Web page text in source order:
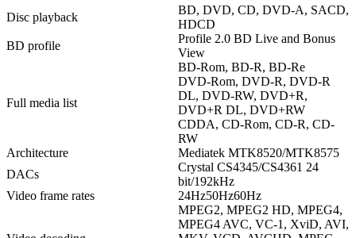
Disc playback
BD, DVD, CD, DVD-A, SACD,
HDCD
BD profile
Profile 2.0 BD Live and Bonus
View
Full media list
BD-Rom, BD-R, BD-Re
DVD-Rom, DVD-R, DVD-R
DL, DVD-RW, DVD+R,
DVD+R DL, DVD+RW
CDDA, CD-Rom, CD-R, CD-
RW
Architecture
Mediatek MTK8520/MTK8575
DACs
Crystal CS4345/CS4361 24
bit/192kHz
Video frame rates
24Hz50Hz60Hz
MPEG2, MPEG2 HD, MPEG4,
MPEG4 AVC, VC-1, XviD, AVI,